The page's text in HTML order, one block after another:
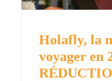
Holafly, la
voyager en